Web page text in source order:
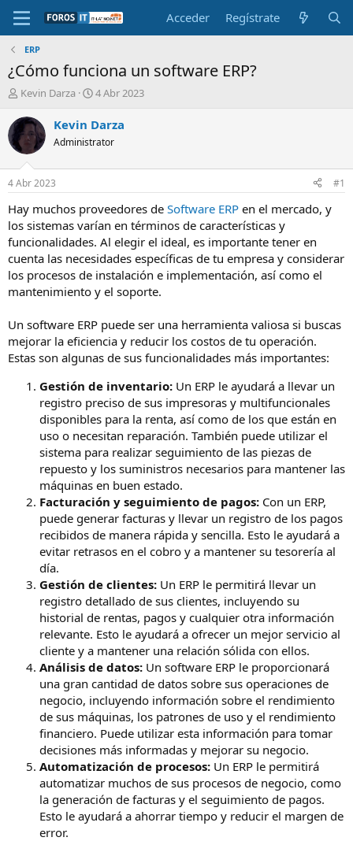
Acceder Regístrate
ERP
¿Cómo funciona un software ERP?
I
i
c
i
a
d
o
r
d
e
l
t
e
m
Kevin Darza
F
c
a
i
n
i
c
i
o
4 Abr 2023
Kevin Darza
Administrator
4 Abr 2023 #1
Hay muchos proveedores de Software ERP en el mercado, y
los sistemas varían en términos de características y
funcionalidades. Al elegir el ideal, es importante tener en
cuenta las necesidades específicas de tu empresa y considerar
los procesos de instalación e implementación, así como el
mantenimiento y el soporte.
Un software ERP puede ser una herramienta valiosa si buscas
mejorar la eficiencia y reducir los costos de tu operación.
Estas son algunas de sus funcionalidades más importantes:
Gestión de inventario: Un ERP le ayudará a llevar un
registro preciso de sus impresoras y multifuncionales
disponibles para la renta, así como de los que están en
uso o necesitan reparación. También puede utilizar el
sistema para realizar seguimiento de las piezas de
repuesto y los suministros necesarios para mantener las
máquinas en buen estado.
Facturación y seguimiento de pagos: Con un ERP,
puede generar facturas y llevar un registro de los pagos
recibidos de manera rápida y sencilla. Esto le ayudará a
evitar retrasos en el cobro y a mantener su tesorería al
día.
Gestión de clientes: Un ERP le permitirá llevar un
registro detallado de sus clientes, incluyendo su
historial de rentas, pagos y cualquier otra información
relevante. Esto le ayudará a ofrecer un mejor servicio al
cliente y a mantener una relación sólida con ellos.
Análisis de datos: Un software ERP le proporcionará
una gran cantidad de datos sobre sus operaciones de
negocio, incluyendo información sobre el rendimiento
de sus máquinas, los patrones de uso y el rendimiento
financiero. Puede utilizar esta información para tomar
decisiones más informadas y mejorar su negocio.
Automatización de procesos: Un ERP le permitirá
automatizar muchos de sus procesos de negocio, como
la generación de facturas y el seguimiento de pagos.
Esto le ayudará a ahorrar tiempo y reducir el margen de
error.